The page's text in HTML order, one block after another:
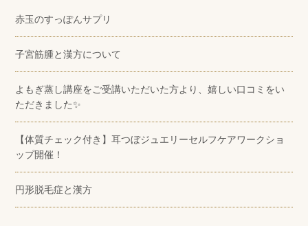
赤玉のすっぽんサプリ
子宮筋腫と漢方について
よもぎ蒸し講座をご受講いただいた方より、嬉しい口コミをい
ただきました✨
【体質チェック付き】耳つぼジュエリーセルフケアワークショ
ップ開催！
円形脱毛症と漢方